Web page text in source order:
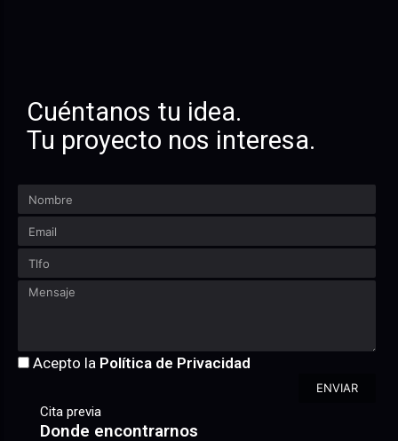
Cuéntanos tu idea.
Tu proyecto nos interesa.
Acepto la Política de Privacidad
ENVIAR
Cita previa
Donde encontrarnos